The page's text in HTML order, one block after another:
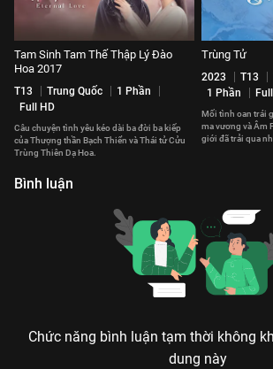
Tam Sinh Tam Thế Thập Lý Đào
Hoa 2017
T13 Trung Quốc
1 Phần
Full HD
Câu chuyện tình yêu kéo dài ba đời ba kiếp
của Thượng thần Bạch Thiển và Thái tử Cửu
Trùng Thiên Dạ Hoa.
Trùng Tử
2023 T13
1 Phần
Mối tình oan trái
ma vương và Âm
giới đã trải qua
Bình luận
Chức năng bình luận tạm thời không
dung này